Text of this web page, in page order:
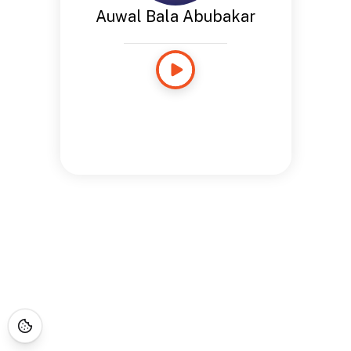
Auwal Bala Abubakar